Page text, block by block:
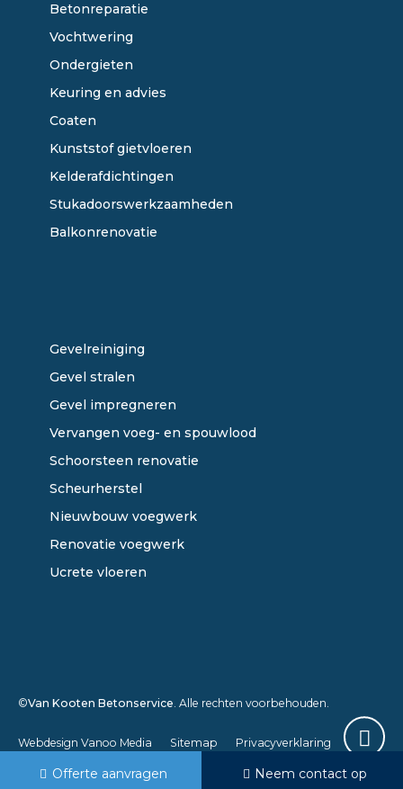
Betonreparatie
Vochtwering
Ondergieten
Keuring en advies
Coaten
Kunststof gietvloeren
Kelderafdichtingen
Stukadoorswerkzaamheden
Balkonrenovatie
Gevelreiniging
Gevel stralen
Gevel impregneren
Vervangen voeg- en spouwlood
Schoorsteen renovatie
Scheurherstel
Nieuwbouw voegwerk
Renovatie voegwerk
Ucrete vloeren
Offerte aanvragen Neem contact op
©Van Kooten Betonservice . Alle rechten voorbehouden.
Webdesign Vanoo Media Sitemap Privacyverklaring